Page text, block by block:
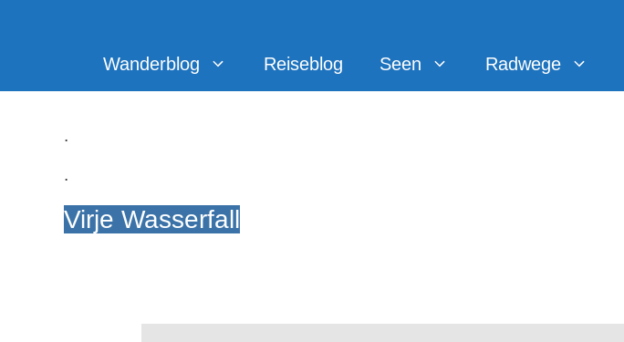
Wanderblog Reiseblog Seen Radwege
.
.
Virje Wasserfall